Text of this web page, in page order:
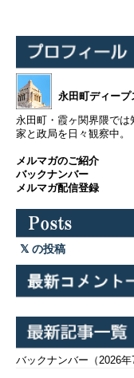
永田町ディープ
永田町・霞ヶ関界隈で
家と政局を日々観察中。
メルマガのご紹介
バックナンバー
メルマガ配信登録
の投稿
バックナンバー（2026年